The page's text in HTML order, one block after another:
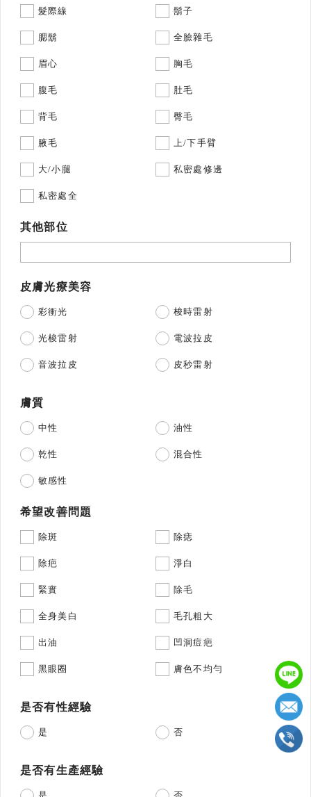
髮際線 鬍子
腮鬍 全臉雜毛
眉心 胸毛
腹毛 肚毛
背毛 臀毛
腋毛 上/下手臂
大/小腿 私密處修邊
私密處全
其他部位
皮膚光療美容
彩衝光 梭時雷射
光梭雷射 電波拉皮
音波拉皮 皮秒雷射
膚質
中性 油性
乾性 混合性
敏感性
希望改善問題
除斑 除痣
除疤 淨白
緊實 除毛
全身美白 毛孔粗大
出油 凹洞痘疤
黑眼圈 膚色不均勻
是否有性經驗
是 否
是否有生產經驗